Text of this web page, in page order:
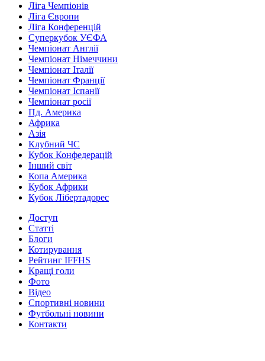
Ліга Чемпіонів
Ліга Європи
Ліга Конференцій
Суперкубок УЄФА
Чемпіонат Англії
Чемпіонат Німеччини
Чемпіонат Італії
Чемпіонат Франції
Чемпіонат Іспанії
Чемпіонат росії
Пд. Америка
Африка
Азія
Клубний ЧС
Кубок Конфедерацій
Інший світ
Копа Америка
Кубок Африки
Кубок Лібертадорес
Доступ
Статті
Блоги
Котирування
Рейтинг IFFHS
Кращі голи
Фото
Відео
Спортивні новини
Футбольні новини
Контакти